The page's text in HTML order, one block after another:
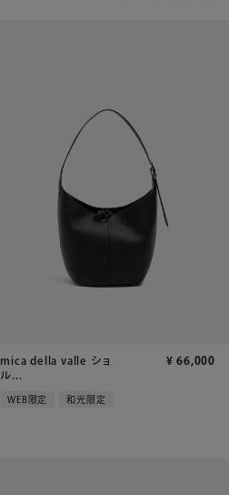
mica della valle ショ
ル...
¥ 66,000
WEB限定 和光限定